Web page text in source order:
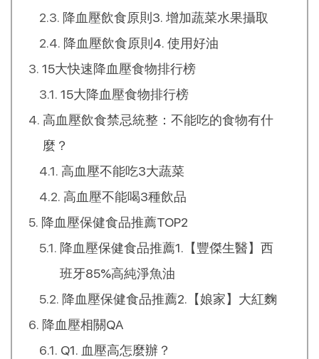
降血壓飲食原則3. 增加蔬菜水果攝取
降血壓飲食原則4. 使用好油
15大快速降血壓食物排行榜
15大降血壓食物排行榜
高血壓飲食禁忌統整：不能吃的食物有什
麼？
高血壓不能吃3大蔬菜
高血壓不能喝3種飲品
降血壓保健食品推薦TOP2
降血壓保健食品推薦1.【豐傑生醫】西
班牙85%高純淨魚油
降血壓保健食品推薦2.【娘家】大紅麴
降血壓相關QA
Q1. 血壓高怎麼辦？